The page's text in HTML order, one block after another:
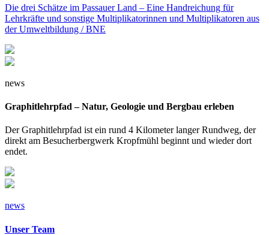
Die drei Schätze im Passauer Land – Eine Handreichung für
Lehrkräfte und sonstige Multiplikatorinnen und Multiplikatoren aus
der Umweltbildung / BNE
news
Graphitlehrpfad – Natur, Geologie und Bergbau erleben
Der Graphitlehrpfad ist ein rund 4 Kilometer langer Rundweg, der
direkt am Besucherbergwerk Kropfmühl beginnt und wieder dort
endet.
news
Unser Team